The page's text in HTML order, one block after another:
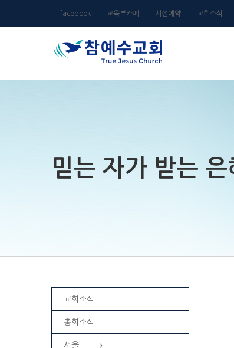
to
facebook 교육부카페 시설예약 교회소식
믿는 자가 받는
교회소식
총회소식
서울